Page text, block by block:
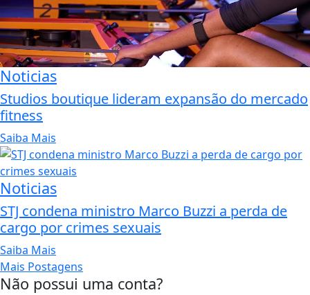
Noticias
Studios boutique lideram expansão do mercado
fitness
Saiba Mais
Noticias
STJ condena ministro Marco Buzzi a perda de
cargo por crimes sexuais
Saiba Mais
Mais Postagens
Não possui uma conta?